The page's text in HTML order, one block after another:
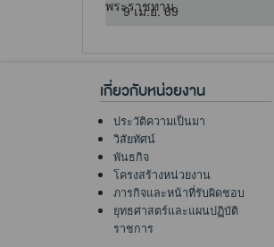
9 เม.ย. 69
เกี่ยวกับหน่วยงาน
ประวัติความเป็นมา
วิสัยทัศน์
พันธกิจ
โครงสร้างหน่วยงาน
ภารกิจและหน้าที่รับผิดชอบ
ยุทธศาสตร์และแผนปฏิบัติ
ราชการ